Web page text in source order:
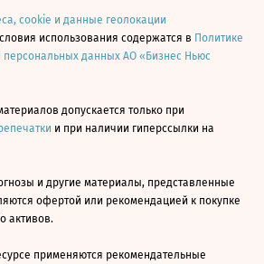
cookie и данные геолокации
использования содержатся в Политике
персональных данных АО «Бизнес Ньюс
допускается только при
и при наличии гиперссылки на
и другие материалы, представленные
офертой или рекомендацией к покупке
активов.
применяются рекомендательные